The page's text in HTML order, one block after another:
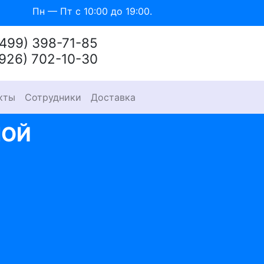
Пн — Пт с 10:00 до 19:00.
398-71-85
702-10-30
Сотрудники Доставка